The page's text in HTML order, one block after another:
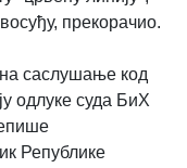
прекорачио.
саслушање код
одлуке суда БиХ
Републике